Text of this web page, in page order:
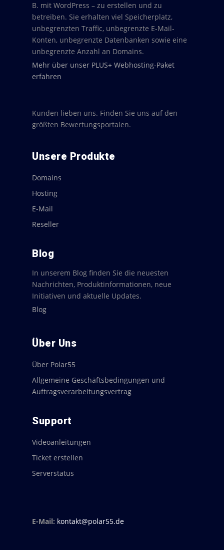
B. mit WordPress – zu erstellen und zu
betreiben. Sie erhalten viel Speicherplatz,
unbegrenzten Traffic, unbegrenzte E-Mail-
Konten, unbegrenzte Datenbanken sowie eine
unbegrenzte Anzahl an Domains.
Mehr über unser PLUS+ Webhosting-Paket
erfahren
Kunden lieben uns. Finden Sie uns auf den
größten Bewertungsportalen.
Unsere Produkte
Domains
Hosting
E-Mail
Reseller
Blog
In unserem Blog finden Sie die neuesten
Nachrichten, Produktinformationen, neue
Initiativen und aktuelle Updates.
Blog
Über Uns
Über Polar55
Allgemeine Geschäftsbedingungen und
Auftragsverarbeitungsvertrag
Support
Videoanleitungen
Ticket erstellen
Serverstatus
E-Mail: kontakt@polar55.de